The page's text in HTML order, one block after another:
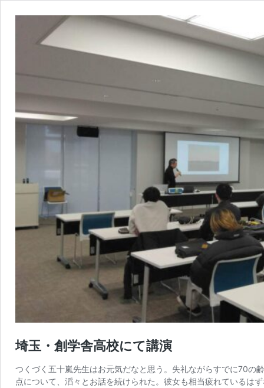
埼玉・創学舎高校にて講演
つくづく五十嵐先生はお元気だなと思う。失礼ながらすでに70の
点について、滔々とお話を続けられた。彼女も相当疲れているは